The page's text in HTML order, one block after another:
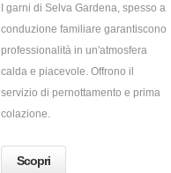
I garni di Selva Gardena, spesso a
conduzione familiare garantiscono
professionalità in un'atmosfera
calda e piacevole. Offrono il
servizio di pernottamento e prima
colazione.
Scopri